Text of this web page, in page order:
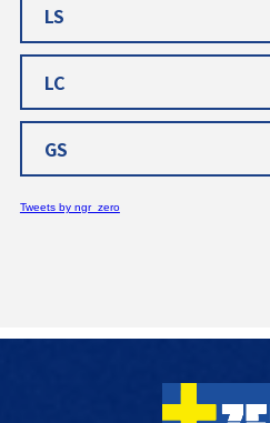
LS
LC
GS
Tweets by ngr_zero